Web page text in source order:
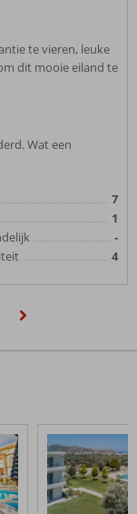
te vieren, leuke
dit mooie eiland te
Wat een
7
1
-
4